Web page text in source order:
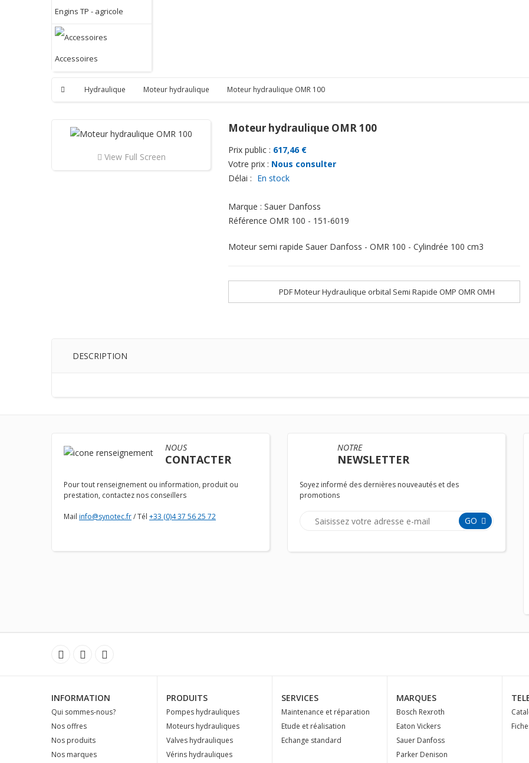
Engins TP - agricole
Accessoires
Hydraulique Moteur hydraulique Moteur hydraulique OMR 100
View Full Screen
Moteur hydraulique OMR 100
Prix public : 617,46 €
Votre prix : Nous consulter
Délai : En stock
Marque : Sauer Danfoss
Référence OMR 100 - 151-6019
Moteur semi rapide Sauer Danfoss - OMR 100 - Cylindrée 100 cm3
PDF Moteur Hydraulique orbital Semi Rapide OMP OMR OMH
DESCRIPTION
NOUS
CONTACTER
Pour tout renseignement ou information, produit ou
prestation, contactez nos conseillers
Mail info@synotec.fr/ Tél +33 (0)4 37 56 25 72
NOTRE
NEWSLETTER
Soyez informé des dernières nouveautés et des
promotions
GO
INFORMATION
Qui sommes-nous?
Nos offres
Nos produits
Nos marques
PRODUITS
Pompes hydrauliques
Moteurs hydrauliques
Valves hydrauliques
Vérins hydrauliques
SERVICES
Maintenance et réparation
Etude et réalisation
Echange standard
MARQUES
Bosch Rexroth
Eaton Vickers
Sauer Danfoss
Parker Denison